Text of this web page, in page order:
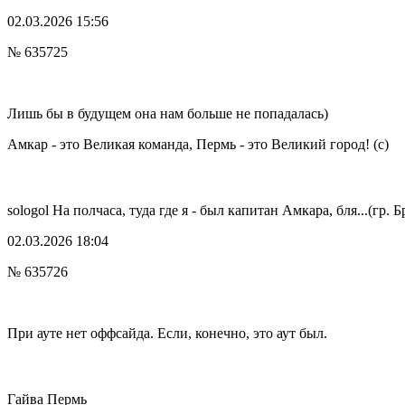
02.03.2026 15:56
№ 635725
Лишь бы в будущем она нам больше не попадалась)
Амкар - это Великая команда, Пермь - это Великий город! (с)
sologol На полчаса, туда где я - был капитан Амкара, бля...(гр.
02.03.2026 18:04
№ 635726
При ауте нет оффсайда. Если, конечно, это аут был.
Гайва Пермь